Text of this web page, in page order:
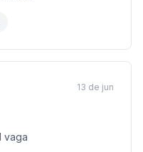
vaga
13 de jun